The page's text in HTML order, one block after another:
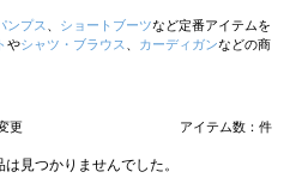
ンプス ショートブーツなど定番アイテムを
やシャツ・ブラウス カーディガンなどの商
更 アイテム数： 件
見つかりませんでした。